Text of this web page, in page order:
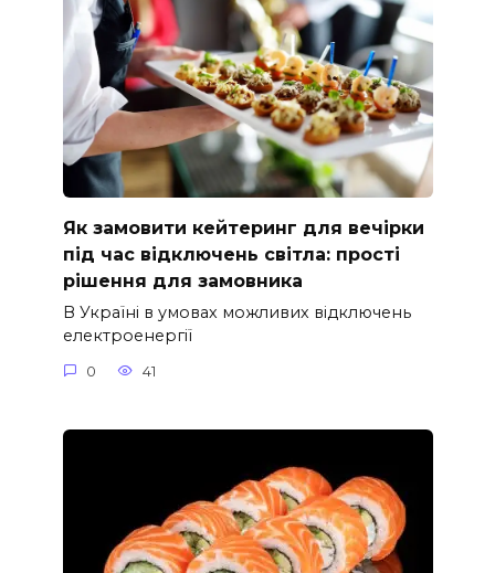
Як замовити кейтеринг для вечірки
під час відключень світла: прості
рішення для замовника
В Україні в умовах можливих відключень
електроенергії
0 41